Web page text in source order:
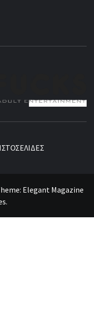
Elegant Magazine
.